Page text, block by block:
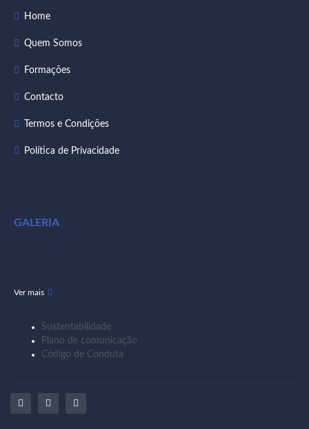
Home
Quem Somos
Formações
Contacto
Termos e Condições
Política de Privacidade
GALERIA
Ver mais
Sustentabilidade
Plano de comunicação
Código de Conduta